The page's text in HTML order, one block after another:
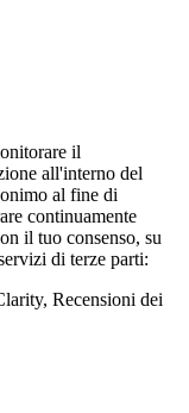
il
all'interno del
al fine di
continuamente
il tuo consenso, su
di terze parti:
Recensioni dei